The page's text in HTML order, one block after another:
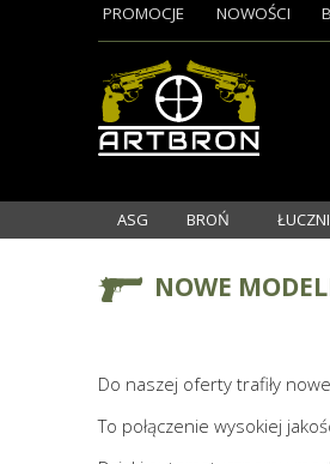
PROMOCJE NOWOŚCI
ASG BROŃ
NOWE
Do naszej oferty trafiły
To połączenie wysokiej